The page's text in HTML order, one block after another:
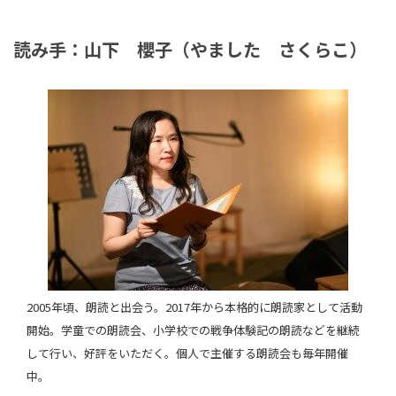
読み手：山下 櫻子（やました さくらこ）
2005年頃、朗読と出会う。2017年から本格的に朗読家として活動
開始。学童での朗読会、小学校での戦争体験記の朗読などを継続
して行い、好評をいただく。個人で主催する朗読会も毎年開催
中。